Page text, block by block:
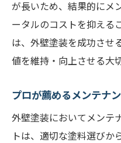
が長いため、結果的にメ
ータルのコストを抑える
は、外壁塗装を成功させ
値を維持・向上させる大
プロが薦めるメンテナ
外壁塗装においてメンテ
トは、適切な塗料選びか